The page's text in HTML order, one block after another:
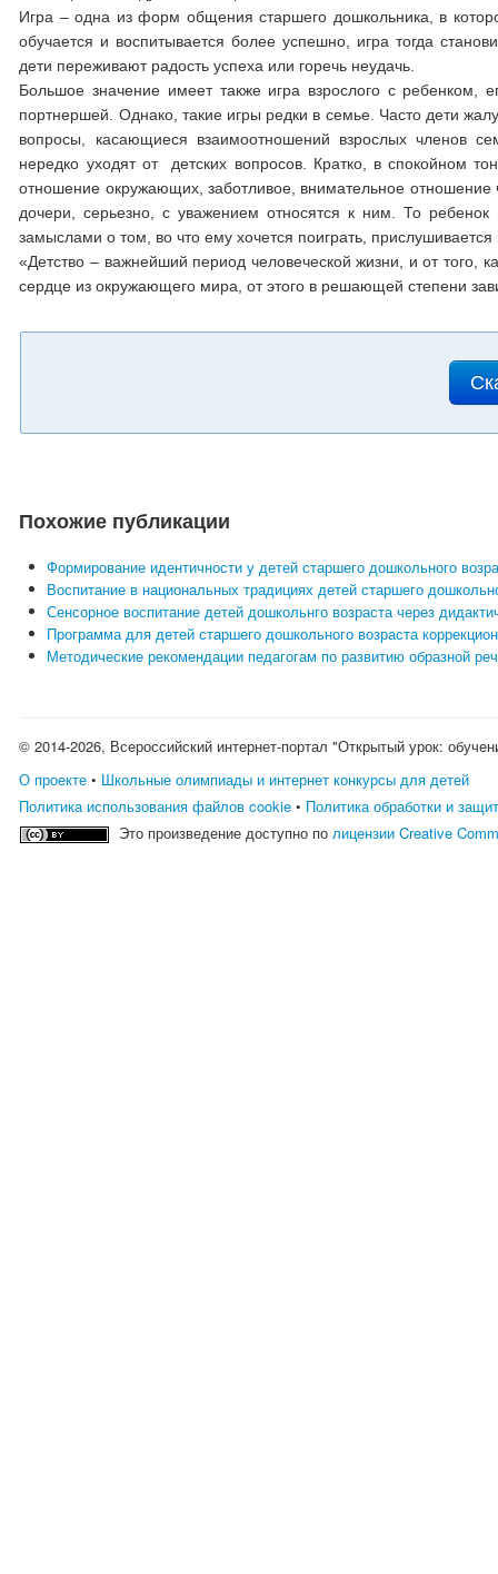
Игра – одна из форм общения старшего дошкольника, в
обучается и воспитывается более успешно, игра тогда
дети переживают радость успеха или горечь неудачь.
Большое значение имеет также игра взрослого с ребенком,
портнершей. Однако, такие игры редки в семье. Часто дети
вопросы, касающиеся взаимоотношений взрослых членов
нередко уходят от детских вопросов. Кратко, в спокойном
отношение окружающих, заботливое, внимательное отношение
дочери, серьезно, с уважением относятся к ним. То
замыслами о том, во что ему хочется поиграть, прислушивается
«Детство – важнейший период человеческой жизни, и от того,
сердце из окружающего мира, от этого в решающей степени
Похожие публикации
Формирование идентичности у детей старшего дошкольного
Воспитание в национальных традициях детей старшего
Сенсорное воспитание детей дошкольнго возраста через
Программа для детей старшего дошкольного возраста
Методические рекомендации педагогам по развитию образной
© 2014-2026, Всероссийский интернет-портал "Открытый урок:
О проекте • Школьные олимпиады и интернет конкурсы для детей
Политика использования файлов cookie • Политика обработки и
Это произведение доступно полицензии Creative